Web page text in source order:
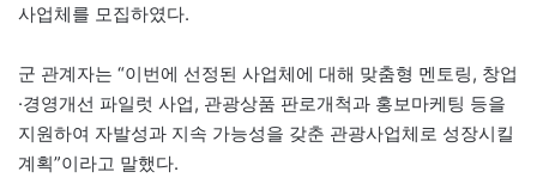
사업체를 모집하였다.
군 관계자는 “이번에 선정된 사업체에 대해 맞춤형 멘토링, 창업
·경영개선 파일럿 사업, 관광상품 판로개척과 홍보마케팅 등을
지원하여 자발성과 지속 가능성을 갖춘 관광사업체로 성장시킬
계획”이라고 말했다.